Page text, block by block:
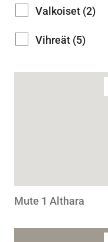
Valkoiset (2)
Vihreät (5)
Mute 1 Althara